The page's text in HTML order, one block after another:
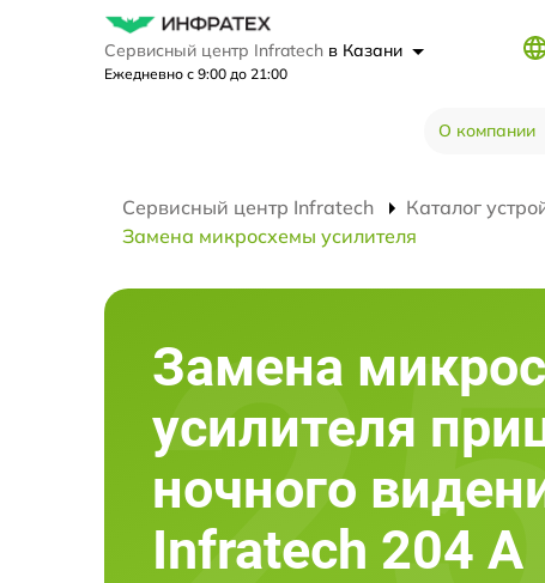
Сервисный центр Infratech в Казани
Ежедневно с 9:00 до 21:00
О компании
Сервисный центр Infratech Каталог
Замена микросхемы усилителя
Замена
усилителя
ночного
Infratech 204 А